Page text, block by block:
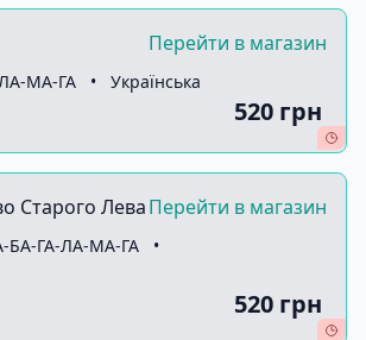
Перейти в магазин
МА-ГА • Українська
520 грн
Старого ЛеваПерейти в магазин
БА-ГА-ЛА-МА-ГА
•
520 грн